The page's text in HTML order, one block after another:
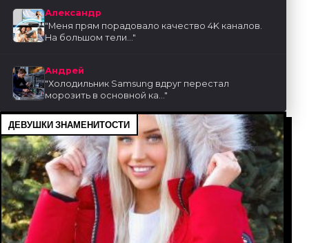
Александр
"Меня прям порадовало качество 4K каналов.
На большом тели..."
Андрей
"Холодильник Samsung вдруг перестал
морозить в основной ка..."
ДЕВУШКИ ЗНАМЕНИТОСТИ